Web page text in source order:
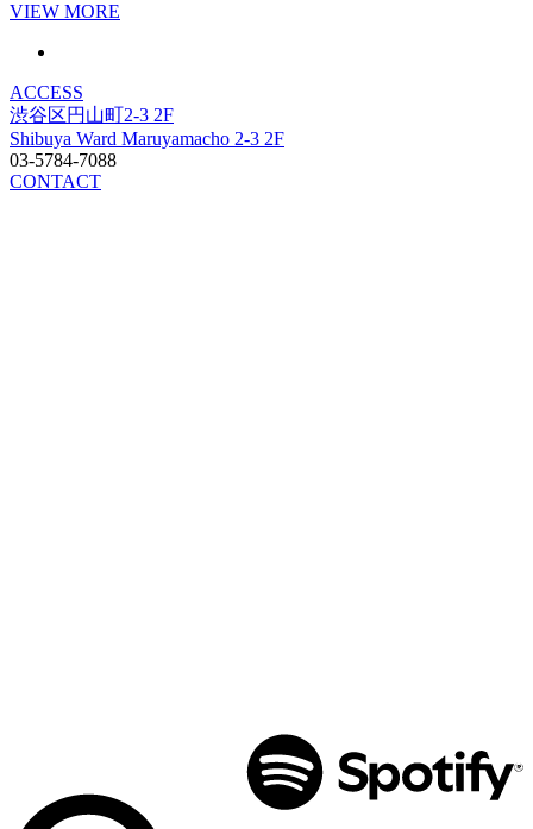
VIEW MORE
ACCESS
渋谷区円山町2-3 2F
Shibuya Ward Maruyamacho 2-3 2F
03-5784-7088
CONTACT